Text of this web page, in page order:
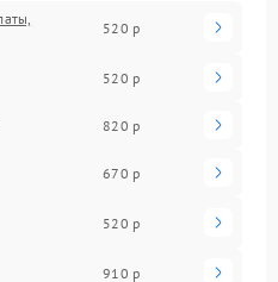
520 р
520 р
820 р
670 р
520 р
910 р